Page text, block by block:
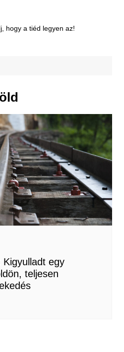
hogy a tiéd legyen az!
egy
teljesen